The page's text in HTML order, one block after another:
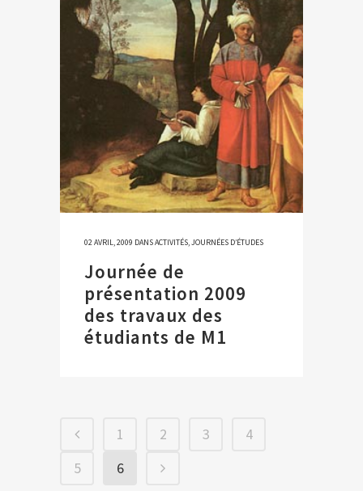
02 AVRIL, 2009 DANSACTIVITÉS,JOURNÉES D’ÉTUDES
Journée de
présentation 2009
des travaux des
étudiants de M1
1 2 3
4
5
6